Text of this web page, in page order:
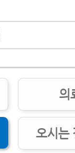
의
오시는